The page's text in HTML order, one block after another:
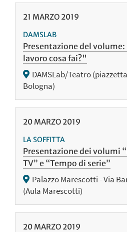
21 MARZO 2019
DAMSLAB
Presentazione del
lavoro cosa fai?"
DAMSLab/Teatro
Bologna)
20 MARZO 2019
LA SOFFITTA
Presentazione dei volumi
TV” e “Tempo di serie”
Palazzo Marescotti - Via
(Aula Marescotti)
20 MARZO 2019